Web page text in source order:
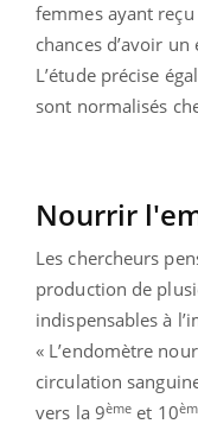
femmes ayant
chances d’avoir
L’étude précise
sont normalisés
Nourrir
Les chercheurs
production de
indispensables à
« L’endomètre
circulation
vers la 9ème et 10